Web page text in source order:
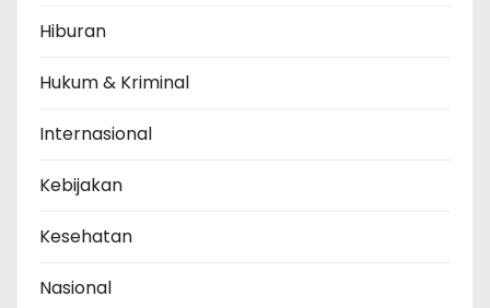
Hiburan
Hukum & Kriminal
Internasional
Kebijakan
Kesehatan
Nasional